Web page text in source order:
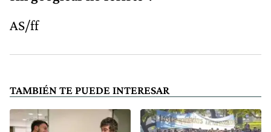
AS/ff
TAMBIÉN TE PUEDE INTERESAR